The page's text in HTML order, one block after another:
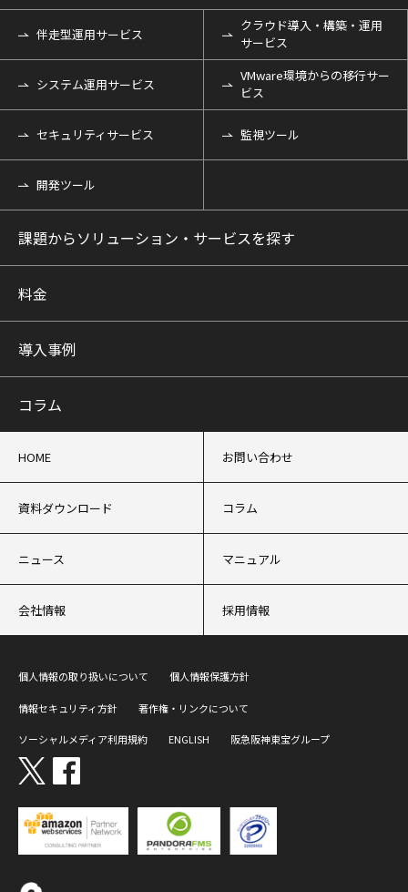
伴走型運用サービス
クラウド導入・構築・運用
サービス
システム運用サービス
VMware環境からの移行サー
ビス
セキュリティサービス 監視ツール
開発ツール
課題からソリューション・サービスを探す
料金
導入事例
コラム
HOME お問い合わせ
資料ダウンロード コラム
ニュース マニュアル
会社情報 採用情報
個人情報の取り扱いについて 個人情報保護方針
情報セキュリティ方針 著作権・リンクについて
ソーシャルメディア利用規約 ENGLISH 阪急阪神東宝グループ